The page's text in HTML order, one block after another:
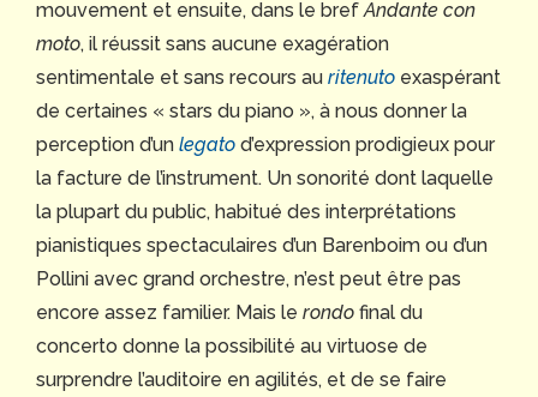
mouvement et ensuite, dans le bref Andante con
moto, il réussit sans aucune exagération
sentimentale et sans recours au ritenuto exaspérant
de certaines « stars du piano », à nous donner la
perception d’un legato d’expression prodigieux pour
la facture de l’instrument. Un sonorité dont laquelle
la plupart du public, habitué des interprétations
pianistiques spectaculaires d’un Barenboim ou d’un
Pollini avec grand orchestre, n’est peut être pas
encore assez familier. Mais le rondo final du
concerto donne la possibilité au virtuose de
surprendre l’auditoire en agilités, et de se faire